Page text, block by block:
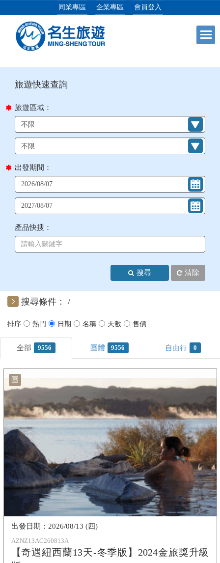
同業專區 企業專區 會員登入
日本專館 +
郵輪假期
海島假期 +
韓國
東南亞 +
美加紐澳 +
+
客製化行程
目前位置： 首頁 列表
旅遊區域：
出發期間：
產品快搜：
搜尋 清除
搜尋條件：
9556 9556 0
團
AZNZ13AC260813A
【奇遇紐西蘭13天-冬季版】2024金旅獎升級
2026/08/13 (四)